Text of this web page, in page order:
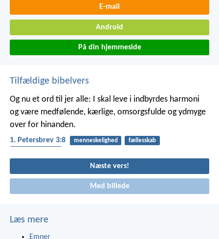
E-mail
Android
På din hjemmeside
Tilfældige bibelvers
Og nu et ord til jer alle: I skal leve i indbyrdes harmoni
og være medfølende, kærlige, omsorgsfulde og ydmyge
over for hinanden.
1. Petersbrev 3:8 menneskelighed
fællesskab
Næste vers!
Med billede
Læs mere
Emner